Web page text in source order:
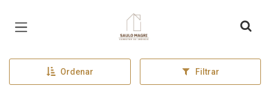
Página inicial
Ordenar Filtrar